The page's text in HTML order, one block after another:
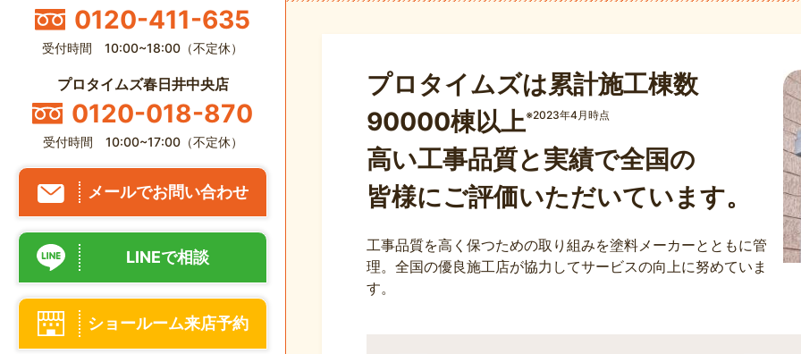
0120-411-635
受付時間 10:00~18:00（不定休）
プロタイムズ春日井中央店
0120-018-870
受付時間 10:00~17:00（不定休）
メールでお問い合わせ
LINEで相談
ショールーム来店予約
プロタイムズは累計施工棟数
90000棟以上※2023年4月時点
高い工事品質と実績で全国の
皆様にご評価いただいています。
工事品質を高く保つための取り組みを塗料メーカーとともに管
理。全国の優良施工店が協力してサービスの向上に努めていま
す。